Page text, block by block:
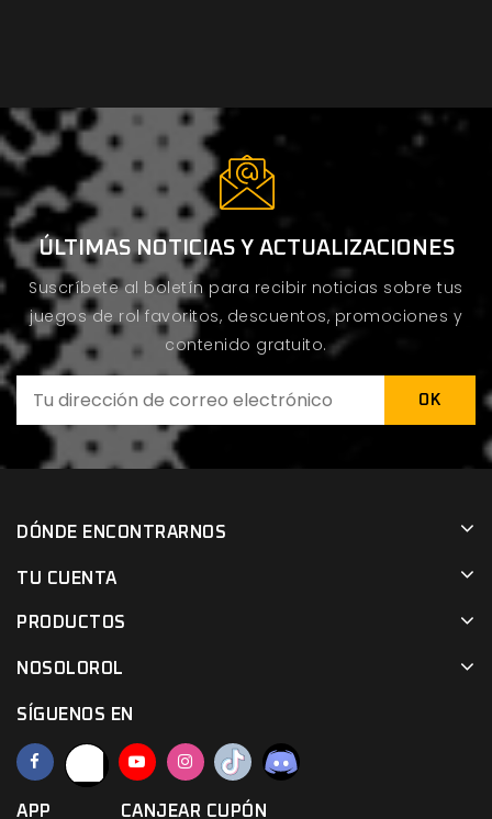
ÚLTIMAS NOTICIAS Y ACTUALIZACIONES
Suscríbete al boletín para recibir noticias sobre tus
juegos de rol favoritos, descuentos, promociones y
contenido gratuito.
DÓNDE ENCONTRARNOS
TU CUENTA
PRODUCTOS
NOSOLOROL
SÍGUENOS EN
APP CANJEAR CUPÓN